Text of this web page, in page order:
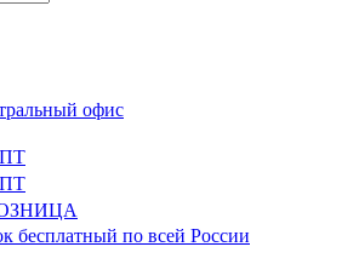
офис
бесплатный по всей России